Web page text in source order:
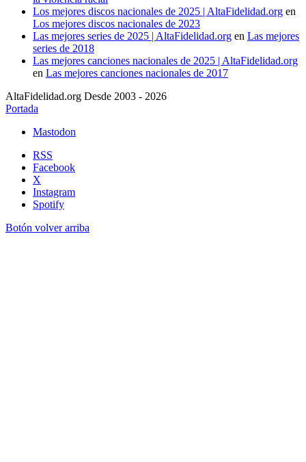
Los mejores discos nacionales de 2025 | AltaFidelidad.org en
Los mejores discos nacionales de 2023
Las mejores series de 2025 | AltaFidelidad.org en Las mejores
series de 2018
Las mejores canciones nacionales de 2025 | AltaFidelidad.org
en Las mejores canciones nacionales de 2017
AltaFidelidad.org Desde 2003 - 2026
Portada
Mastodon
RSS
Facebook
X
Instagram
Spotify
Botón volver arriba